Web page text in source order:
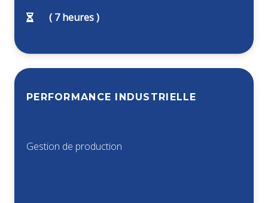
( 7heures )
PERFORMANCE INDUSTRIELLE
Gestion de production